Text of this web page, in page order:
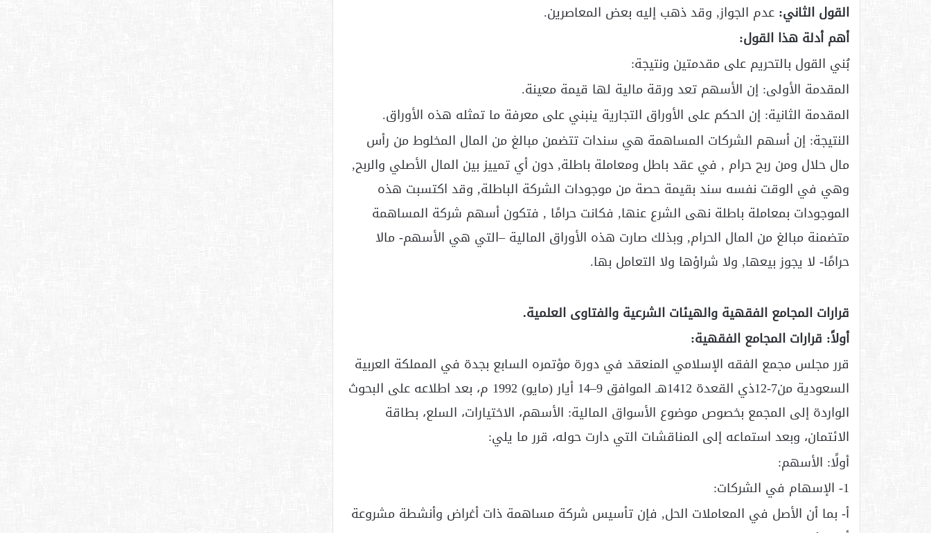
القول الثاني: عدم الجواز, وقد ذهب إليه بعض المعاصرين.
أهم أدلة هذا القول:
بُني القول بالتحريم على مقدمتين ونتيجة:
المقدمة الأولى: إن الأسهم تعد ورقة مالية لها قيمة معينة.
المقدمة الثانية: إن الحكم على الأوراق التجارية ينبني على معرفة ما تمثله هذه الأوراق.
النتيجة: إن أسهم الشركات المساهمة هي سندات تتضمن مبالغ من المال المخلوط من رأس
مال حلال ومن ربح حرام , في عقد باطل ومعاملة باطلة, دون أي تمييز بين المال الأصلي والربح,
وهي في الوقت نفسه سند بقيمة حصة من موجودات الشركة الباطلة, وقد اكتسبت هذه
الموجودات بمعاملة باطلة نهى الشرع عنها, فكانت حرامًا , فتكون أسهم شركة المساهمة
متضمنة مبالغ من المال الحرام, وبذلك صارت هذه الأوراق المالية –التي هي الأسهم- مالا
حرامًا- لا يجوز بيعها, ولا شراؤها ولا التعامل بها.
قرارات المجامع الفقهية والهيئات الشرعية والفتاوى العلمية.
أولاً: قرارات المجامع الفقهية:
قرر مجلس مجمع الفقه الإسلامي المنعقد في دورة مؤتمره السابع بجدة في المملكة العربية
السعودية من7-12ذي القعدة 1412هـ الموافق 9–14 أيار (مايو) 1992 م، بعد اطلاعه على البحوث
الواردة إلى المجمع بخصوص موضوع الأسواق المالية: الأسهم، الاختيارات، السلع، بطاقة
الائتمان، وبعد استماعه إلى المناقشات التي دارت حوله، قرر ما يلي:
أولًا: الأسهم:
1- الإسهام في الشركات:
أ- بما أن الأصل في المعاملات الحل, فإن تأسيس شركة مساهمة ذات أغراض وأنشطة مشروعة